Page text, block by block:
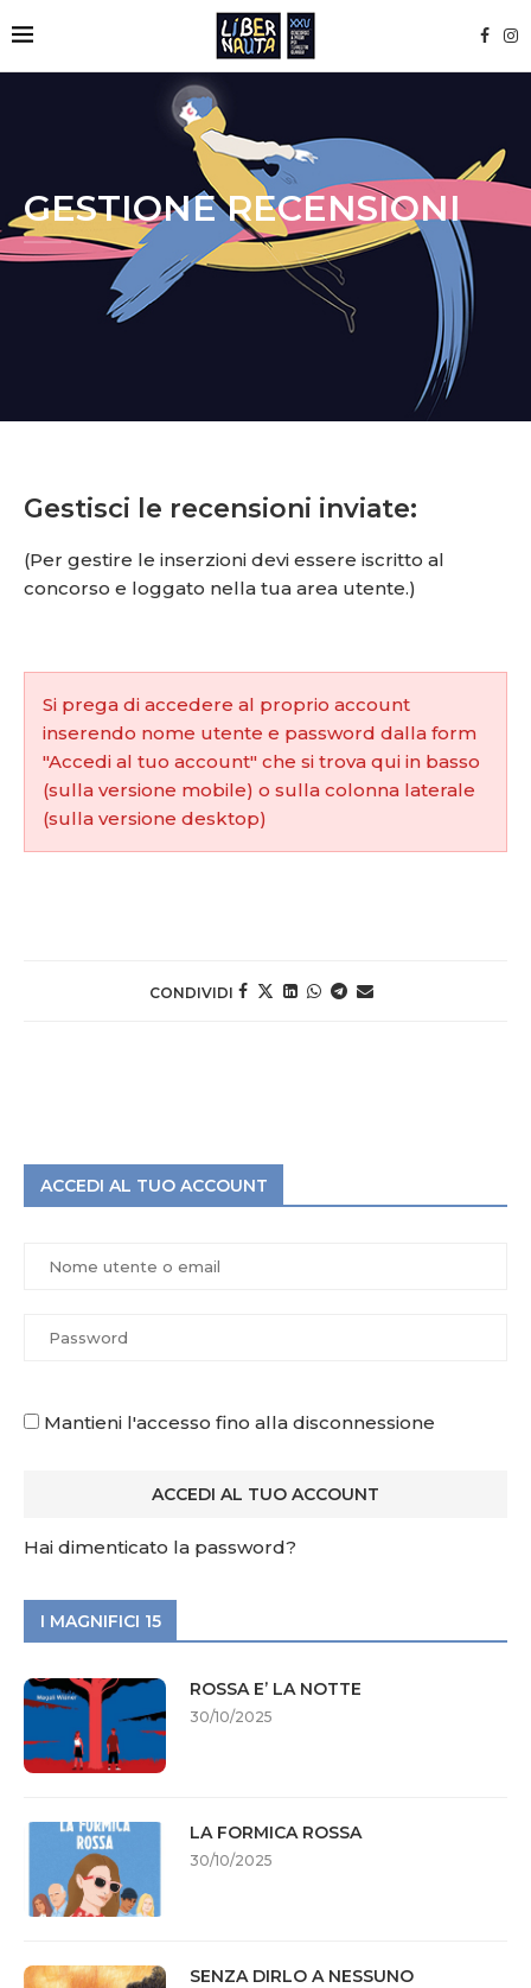
GESTIONE RECENSIONI
Gestisci le recensioni inviate:
(Per gestire le inserzioni devi essere iscritto al
concorso e loggato nella tua area utente.)
Si prega di accedere al proprio account
inserendo nome utente e password dalla form
"Accedi al tuo account" che si trova qui in basso
(sulla versione mobile) o sulla colonna laterale
(sulla versione desktop)
CONDIVIDI
ACCEDI AL TUO ACCOUNT
Mantieni l'accesso fino alla disconnessione
Hai dimenticato la password?
I MAGNIFICI 15
ROSSA E’ LA NOTTE
30/10/2025
LA FORMICA ROSSA
30/10/2025
SENZA DIRLO A NESSUNO